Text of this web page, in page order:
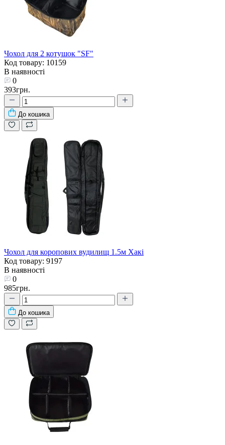
Чохол для 2 котушок "SF"
Код товару: 10159
В наявності
0
393грн.
До кошика
Чохол для коропових вудилищ 1.5м Хакі
Код товару: 9197
В наявності
0
985грн.
До кошика